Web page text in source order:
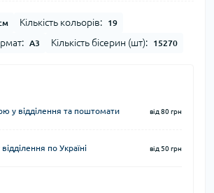
Кількість кольорів: 19
А3 Кількість бісерин (шт): 15270
у відділення та поштомати від 80 грн
по Україні від 50 грн